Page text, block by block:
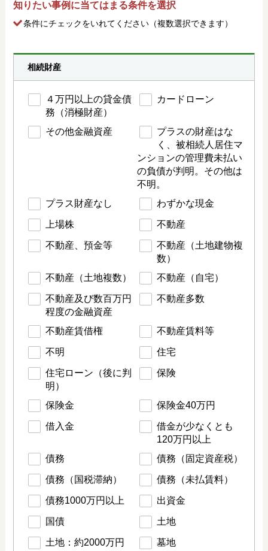
知りたい事例に当てはまる条件を選択
条件にチェックをいれてください（複数選択できます）
相続財産
４万円以上の貸金債
務（消極財産）
カードローン
その他金融資産
プラスの財産はな
く、被相続人居住マ
ンションの管理費未払い
の負債が判明。その他は
不明。
プラス財産なし
わずかな現金
上場株 不動産
不動産、預金等
不動産（土地建物複
数）
不動産（土地複数）
不動産（自宅）
不動産及び数百万円
程度の金融資産
不動産多数
不動産賃借権 不動産賃料等
不明 住宅
住宅ローン（後に判
明）
保険
保険金 保険金40万円
借入金
借金が少なくとも
120万円以上
債務
債務（固定資産税）
債務（国税滞納） 債務（未払賃料）
債務1000万円以上 出資金
国債 土地
土地：約2000万円 墓地